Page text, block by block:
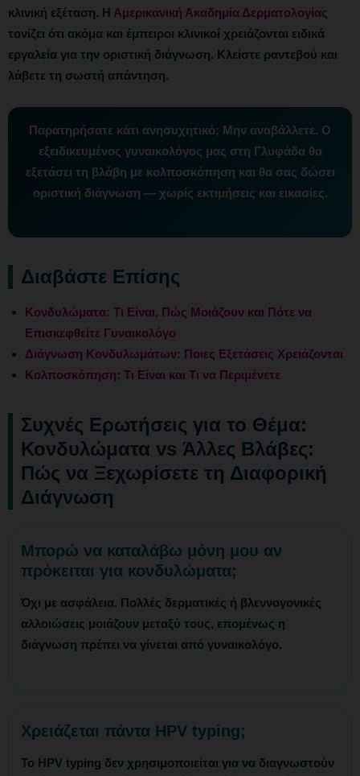
κλινική εξέταση. Η Αμερικανική Ακαδημία Δερματολογίας
τονίζει ότι ακόμα και έμπειροι κλινικοί χρειάζονται ειδικά
εργαλεία για την οριστική διάγνωση. Κλείστε ραντεβού και
λάβετε τη σωστή απάντηση.
Παρατηρήσατε κάτι ανησυχητικό; Μην αναβάλλετε. Ο
εξειδικευμένος γυναικολόγος μας στη Γλυφάδα θα
εξετάσει τη βλάβη με κολποσκόπηση και θα σας δώσει
οριστική διάγνωση — χωρίς εκτιμήσεις και εικασίες.
Διαβάστε Επίσης
Κονδυλώματα: Τι Είναι, Πώς Μοιάζουν και Πότε να
Επισκεφθείτε Γυναικολόγο
Διάγνωση Κονδυλωμάτων: Ποιες Εξετάσεις Χρειάζονται
Κολποσκόπηση: Τι Είναι και Τι να Περιμένετε
Συχνές Ερωτήσεις για το Θέμα:
Κονδυλώματα vs Άλλες Βλάβες:
Πώς να Ξεχωρίσετε τη Διαφορική
Διάγνωση
Μπορώ να καταλάβω μόνη μου αν
πρόκειται για κονδυλώματα;
Όχι με ασφάλεια. Πολλές δερματικές ή βλεννογονικές
αλλοιώσεις μοιάζουν μεταξύ τους, επομένως η
διάγνωση πρέπει να γίνεται από γυναικολόγο.
Χρειάζεται πάντα HPV typing;
Το HPV typing δεν χρησιμοποιείται για να διαγνωστούν